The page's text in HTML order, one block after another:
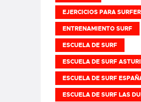
EJERCICIOS PARA
ENTRENAMIENTO SURF
ESCUELA DE SURF
ESCUELA DE SURF
ESCUELA DE SURF
ESCUELA DE SURF LAS